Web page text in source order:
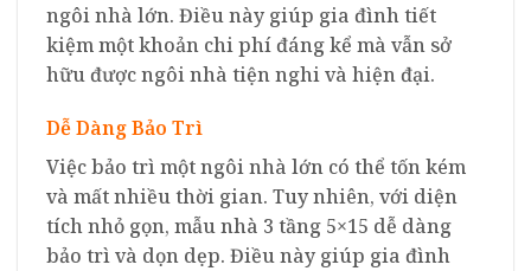
ngôi nhà lớn. Điều này giúp gia đình tiết
kiệm một khoản chi phí đáng kể mà vẫn sở
hữu được ngôi nhà tiện nghi và hiện đại.
Dễ Dàng Bảo Trì
Việc bảo trì một ngôi nhà lớn có thể tốn kém
và mất nhiều thời gian. Tuy nhiên, với diện
tích nhỏ gọn, mẫu nhà 3 tầng 5×15 dễ dàng
bảo trì và dọn dẹp. Điều này giúp gia đình